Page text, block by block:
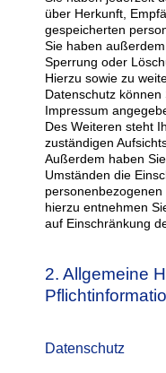
über Herkunft,
gespeicherten
Sie haben
Sperrung oder
Hierzu sowie zu
Datenschutz
Impressum
Des Weiteren steht
zuständigen
Außerdem haben
Umständen die
hierzu entnehmen
auf Einschränkung
2. Allgemeine
Datenschutz